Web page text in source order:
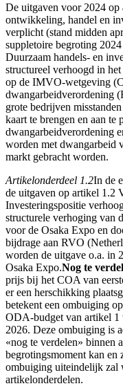
De uitgaven voor 2024 op
ontwikkeling, handel en
verplicht (stand midden
suppletoire begroting
Duurzaam handels- en
structureel verhoogd in
op de IMVO-wetgeving
dwangarbeidverordening
grote bedrijven
kaart te brengen en aan te
dwangarbeidverordening
worden met dwangarbeid
markt gebracht worden.
Artikelonderdeel 1.2In de
de uitgaven op artikel 1.2
Investeringspositie
structurele verhoging van
voor de Osaka Expo en
bijdrage aan RVO
worden de uitgave o.a. in
Osaka Expo.Nog te
prijs bĳ het COA van
er een herschikking
betekent een ombuiging
ODA-budget van artikel
2026. Deze ombuiging is
«nog te verdelen» binnen
begrotingsmoment kan en
ombuiging uiteindelijk zal
artikelonderdelen.